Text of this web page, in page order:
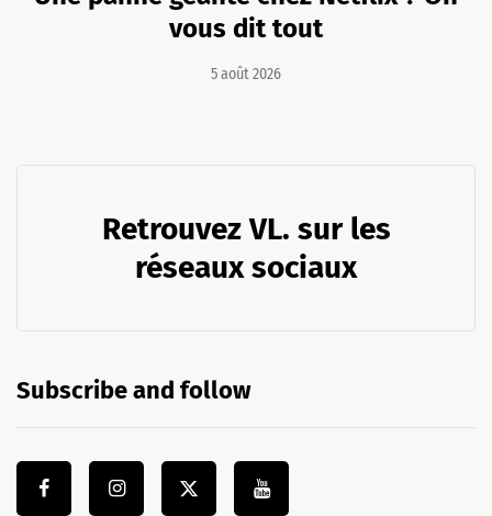
vous dit tout
5 août 2026
Retrouvez VL. sur les
réseaux sociaux
Subscribe and follow